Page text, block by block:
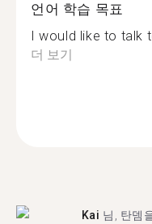
언어 학습 목표
I would like to talk
더 보기
Kai 님, 탄뎀